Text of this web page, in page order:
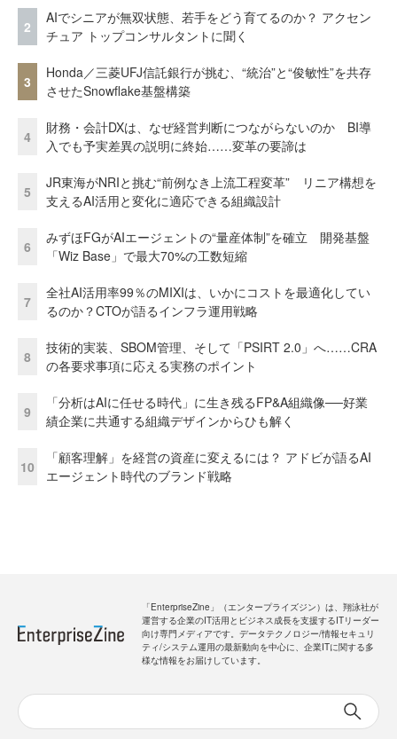
2
AIでシニアが無双状態、若手をどう育てるのか？ アクセン
チュア トップコンサルタントに聞く
3
Honda／三菱UFJ信託銀行が挑む、“統治”と“俊敏性”を共存
させたSnowflake基盤構築
4
財務・会計DXは、なぜ経営判断につながらないのか BI導
入でも予実差異の説明に終始……変革の要諦は
5
JR東海がNRIと挑む“前例なき上流工程変革” リニア構想を
支えるAI活用と変化に適応できる組織設計
6
みずほFGがAIエージェントの“量産体制”を確立 開発基盤
「Wiz Base」で最大70%の工数短縮
7
全社AI活用率99％のMIXIは、いかにコストを最適化してい
るのか？CTOが語るインフラ運用戦略
8
技術的実装、SBOM管理、そして「PSIRT 2.0」へ……CRA
の各要求事項に応える実務のポイント
9
「分析はAIに任せる時代」に生き残るFP&A組織像──好業
績企業に共通する組織デザインからひも解く
10
「顧客理解」を経営の資産に変えるには？ アドビが語るAI
エージェント時代のブランド戦略
「EnterpriseZine」（エンタープライズジン）は、翔泳社が
運営する企業のIT活用とビジネス成長を支援するITリーダー
向け専門メディアです。データテクノロジー/情報セキュリ
ティ/システム運用の最新動向を中心に、企業ITに関する多
様な情報をお届けしています。